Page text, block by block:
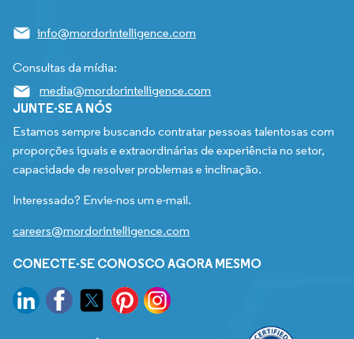
info@mordorintelligence.com
Consultas da mídia:
media@mordorintelligence.com
JUNTE-SE A NÓS
Estamos sempre buscando contratar pessoas talentosas com
proporções iguais e extraordinárias de experiência no setor,
capacidade de resolver problemas e inclinação.
Interessado? Envie-nos um e-mail.
careers@mordorintelligence.com
CONECTE-SE CONOSCO AGORA MESMO